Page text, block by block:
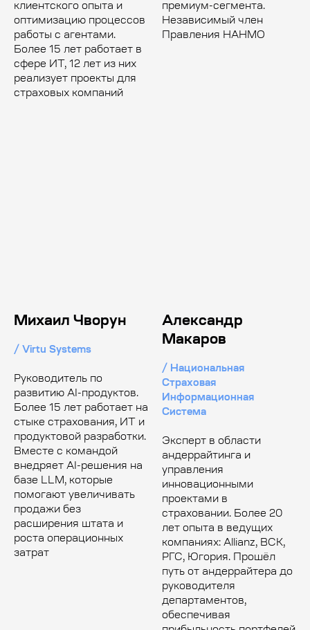
клиентского опыта и
оптимизацию процессов
работы с агентами.
Более 15 лет работает в
сфере ИТ, 12 лет из них
реализует проекты для
страховых компаний
премиум-сегмента.
Независимый член
Правления НАНМО
Михаил Чворун
/ Virtu Systems
Руководитель по
развитию AI-продуктов.
Более 15 лет работает на
стыке страхования, ИТ и
продуктовой разработки.
Вместе с командой
внедряет AI-решения на
базе LLM, которые
помогают увеличивать
продажи без
расширения штата и
роста операционных
затрат
Александр
Макаров
/ Национальная
Страховая
Информационная
Система
Эксперт в области
андеррайтинга и
управления
инновационными
проектами в
страховании. Более 20
лет опыта в ведущих
компаниях: Allianz, ВСК,
РГС, Югория. Прошёл
путь от андеррайтера до
руководителя
департаментов,
обеспечивая